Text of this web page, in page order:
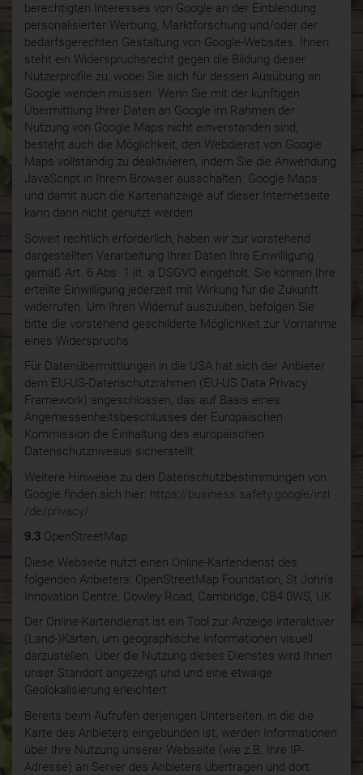
berechtigten Interesses von Google an der Einblendung
personalisierter Werbung, Marktforschung und/oder der
bedarfsgerechten Gestaltung von Google-Websites. Ihnen
steht ein Widerspruchsrecht gegen die Bildung dieser
Nutzerprofile zu, wobei Sie sich für dessen Ausübung an
Google wenden müssen. Wenn Sie mit der künftigen
Übermittlung Ihrer Daten an Google im Rahmen der
Nutzung von Google Maps nicht einverstanden sind,
besteht auch die Möglichkeit, den Webdienst von Google
Maps vollständig zu deaktivieren, indem Sie die Anwendung
JavaScript in Ihrem Browser ausschalten. Google Maps
und damit auch die Kartenanzeige auf dieser Internetseite
kann dann nicht genutzt werden.
Soweit rechtlich erforderlich, haben wir zur vorstehend
dargestellten Verarbeitung Ihrer Daten Ihre Einwilligung
gemäß Art. 6 Abs. 1 lit. a DSGVO eingeholt. Sie können Ihre
erteilte Einwilligung jederzeit mit Wirkung für die Zukunft
widerrufen. Um Ihren Widerruf auszuüben, befolgen Sie
bitte die vorstehend geschilderte Möglichkeit zur Vornahme
eines Widerspruchs.
Für Datenübermittlungen in die USA hat sich der Anbieter
dem EU-US-Datenschutzrahmen (EU-US Data Privacy
Framework) angeschlossen, das auf Basis eines
Angemessenheitsbeschlusses der Europäischen
Kommission die Einhaltung des europäischen
Datenschutzniveaus sicherstellt.
Weitere Hinweise zu den Datenschutzbestimmungen von
Google finden sich hier: https://business.safety.google/intl
/de/privacy/
9.3 OpenStreetMap
Diese Webseite nutzt einen Online-Kartendienst des
folgenden Anbieters: OpenStreetMap Foundation, St John’s
Innovation Centre, Cowley Road, Cambridge, CB4 0WS, UK
Der Online-Kartendienst ist ein Tool zur Anzeige interaktiver
(Land-)Karten, um geographische Informationen visuell
darzustellen. Über die Nutzung dieses Dienstes wird Ihnen
unser Standort angezeigt und und eine etwaige
Geolokalisierung erleichtert.
Bereits beim Aufrufen derjenigen Unterseiten, in die die
Karte des Anbieters eingebunden ist, werden Informationen
über Ihre Nutzung unserer Webseite (wie z.B. Ihre IP-
Adresse) an Server des Anbieters übertragen und dort